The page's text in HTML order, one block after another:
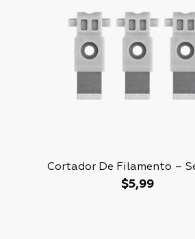
Cortador De Filamento –
$5,99